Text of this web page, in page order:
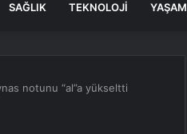
SAĞLIK TEKNOLOJI YAŞAM
notunu “al”a yükseltti